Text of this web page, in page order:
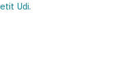
Udi.